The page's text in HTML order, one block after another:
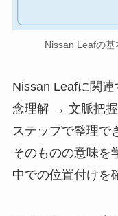
Nissan Leafの
Nissan Leafに関
念理解 → 文脈把
ステップで整理で
そのものの意味を
中での位置付けを